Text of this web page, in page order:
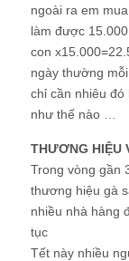
ngoài ra em
làm được
con
ngày thường
chỉ cần nhiêu đó
như thế nào …
THƯƠNG HIỆU
Trong vòng gần
thương hiệu gà
nhiều nhà hàng
tục
Tết này nhiều